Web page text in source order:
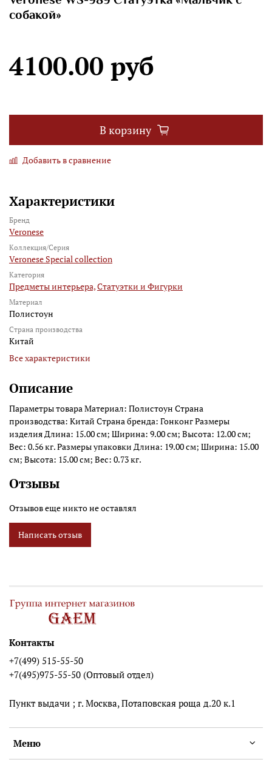
собакой»
4100.00 руб
В корзину
Добавить в сравнение
Характеристики
Бренд
Veronese
Коллекция/Серия
Veronese Special collection
Категория
Предметы интерьера,Статуэтки и Фигурки
Материал
Полистоун
Страна производства
Китай
Все характеристики
Описание
Параметры товара Материал: Полистоун Страна
производства: Китай Страна бренда: Гонконг Размеры
изделия Длина: 15.00 см; Ширина: 9.00 см; Высота: 12.00 см;
Вес: 0.56 кг. Размеры упаковки Длина: 19.00 см; Ширина: 15.00
см; Высота: 15.00 см; Вес: 0.73 кг.
Отзывы
Отзывов еще никто не оставлял
Написать отзыв
Меню
Контакты
+7(499) 515-55-50
+7(495)975-55-50 (Оптовый отдел)
Пункт выдачи ; г. Москва, Потаповская роща д.20 к.1